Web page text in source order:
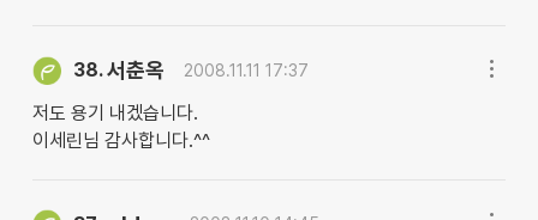
38.서춘옥 2008.11.11 17:37
저도 용기 내겠습니다.
이세린님 감사합니다.^^